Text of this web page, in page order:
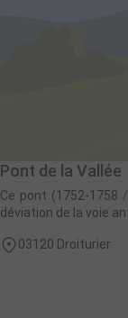
Pont de la Vallée
Ce pont (1752-1758
déviation de la voie
03120 Droiturier